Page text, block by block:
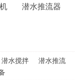
潜水推流器
潜水搅拌 潜水推流